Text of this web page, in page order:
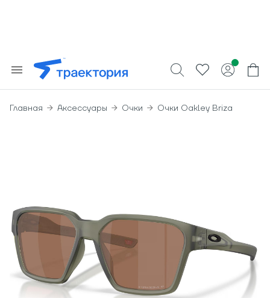
Главная Аксессуары Очки Очки Oakley Briza